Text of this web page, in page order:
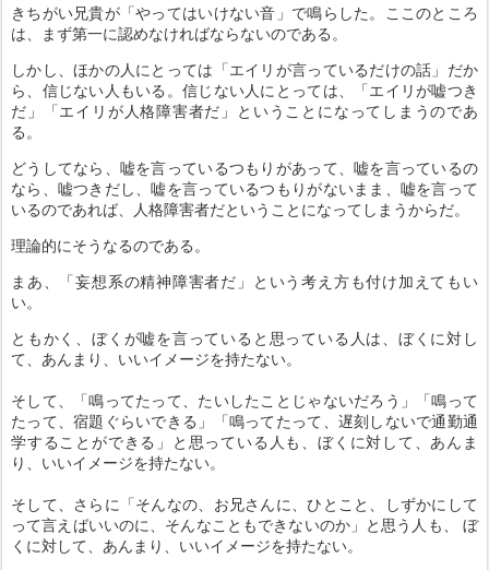
きちがい兄貴が「やってはいけない音」で鳴らした。ここのところ
は、まず第一に認めなければならないのである。
しかし、ほかの人にとっては「エイリが言っているだけの話」だか
ら、信じない人もいる。信じない人にとっては、「エイリが嘘つき
だ」「エイリが人格障害者だ」ということになってしまうのであ
る。
どうしてなら、嘘を言っているつもりがあって、嘘を言っているの
なら、嘘つきだし、嘘を言っているつもりがないまま、嘘を言って
いるのであれば、人格障害者だということになってしまうからだ。
理論的にそうなるのである。
まあ、「妄想系の精神障害者だ」という考え方も付け加えてもい
い。
ともかく、ぼくが嘘を言っていると思っている人は、ぼくに対し
て、あんまり、いいイメージを持たない。
そして、「鳴ってたって、たいしたことじゃないだろう」「鳴って
たって、宿題ぐらいできる」「鳴ってたって、遅刻しないで通勤通
学することができる」と思っている人も、ぼくに対して、あんま
り、いいイメージを持たない。
そして、さらに「そんなの、お兄さんに、ひとこと、しずかにして
って言えばいいのに、そんなこともできないのか」と思う人も、 ぼ
くに対して、あんまり、いいイメージを持たない。